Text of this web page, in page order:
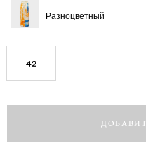
Разноцветный
42